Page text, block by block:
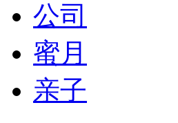
公司
蜜月
亲子